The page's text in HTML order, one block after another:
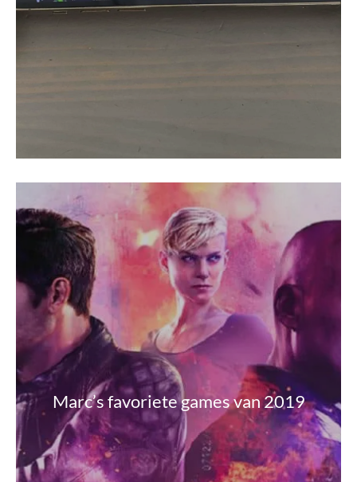
Marc’s favoriete games van 2019